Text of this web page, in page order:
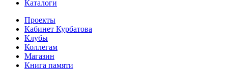
Каталоги
Проекты
Кабинет Курбатова
Клубы
Коллегам
Магазин
Книга памяти